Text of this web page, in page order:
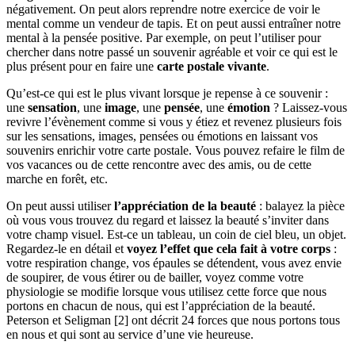
négativement. On peut alors reprendre notre exercice de voir le
mental comme un vendeur de tapis. Et on peut aussi entraîner notre
mental à la pensée positive. Par exemple, on peut l’utiliser pour
chercher dans notre passé un souvenir agréable et voir ce qui est le
plus présent pour en faire une carte postale vivante.
Qu’est-ce qui est le plus vivant lorsque je repense à ce souvenir :
une sensation, une image, une pensée, une émotion ? Laissez-vous
revivre l’évènement comme si vous y étiez et revenez plusieurs fois
sur les sensations, images, pensées ou émotions en laissant vos
souvenirs enrichir votre carte postale. Vous pouvez refaire le film de
vos vacances ou de cette rencontre avec des amis, ou de cette
marche en forêt, etc.
On peut aussi utiliserl’appréciation de la beauté : balayez la pièce
où vous vous trouvez du regard et laissez la beauté s’inviter dans
votre champ visuel. Est-ce un tableau, un coin de ciel bleu, un objet.
Regardez-le en détail et voyez l’effet que cela fait à votre corps :
votre respiration change, vos épaules se détendent, vous avez envie
de soupirer, de vous étirer ou de bailler, voyez comme votre
physiologie se modifie lorsque vous utilisez cette force que nous
portons en chacun de nous, qui est l’appréciation de la beauté.
Peterson et Seligman [2] ont décrit 24 forces que nous portons tous
en nous et qui sont au service d’une vie heureuse.